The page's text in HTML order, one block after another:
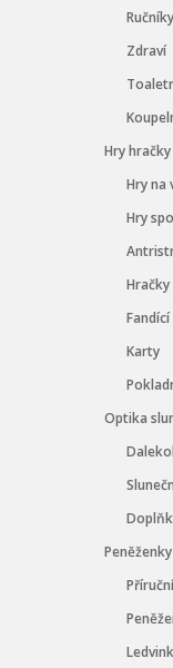
Zdraví
Hry
Hry na
Hry
Hračky
Karty
Optika